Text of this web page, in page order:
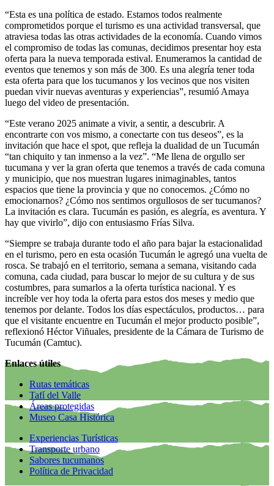
“Esta es una política de estado. Estamos todos realmente
comprometidos porque el turismo es una actividad transversal, que
atraviesa todas las otras actividades de la economía. Cuando vimos
el compromiso de todas las comunas, decidimos presentar hoy esta
oferta para la nueva temporada estival. Enumeramos la cantidad de
eventos que tenemos y son más de 300. Es una alegría tener toda
esta oferta para que los tucumanos y los vecinos que nos visiten
puedan vivir nuevas aventuras y experiencias”, resumió Amaya
luego del video de presentación.
“Este verano 2025 animate a vivir, a sentir, a descubrir. A
encontrarte con vos mismo, a conectarte con tus deseos”, es la
invitación que hace el spot, que refleja la dualidad de un Tucumán
“tan chiquito y tan inmenso a la vez”. “Me llena de orgullo ser
tucumana y ver la gran oferta que tenemos a través de cada comuna
y municipio, que nos muestran lugares inimaginables, tantos
espacios que tiene la provincia y que no conocemos. ¿Cómo no
emocionarnos? ¿Cómo nos sentimos orgullosos de ser tucumanos?
La invitación es clara. Tucumán es pasión, es alegría, es aventura. Y
hay que vivirlo”, dijo con entusiasmo Frías Silva.
“Siempre se trabaja durante todo el año para bajar la estacionalidad
en el turismo, pero en esta ocasión Tucumán le agregó una vuelta de
rosca. Se trabajó en el territorio, semana a semana, visitando cada
comuna, cada ciudad, para buscar lo mejor de su cultura y de sus
costumbres, para sumarlos a la oferta turística nacional. Y es
increíble ver hoy toda la oferta para estos dos meses y medio que
tenemos por delante. Todos los días espectáculos, productos… para
que el visitante encuentre en Tucumán el mejor producto posible”,
reflexionó Héctor Viñuales, presidente de la Cámara de Turismo de
Tucumán (Camtuc).
Enlaces útiles
Rutas temáticas
Tafí del Valle
Áreas protegidas
Museo Casa Histórica
Experiencias Turísticas
Transporte urbano
Sabores tucumanos
Política de Privacidad